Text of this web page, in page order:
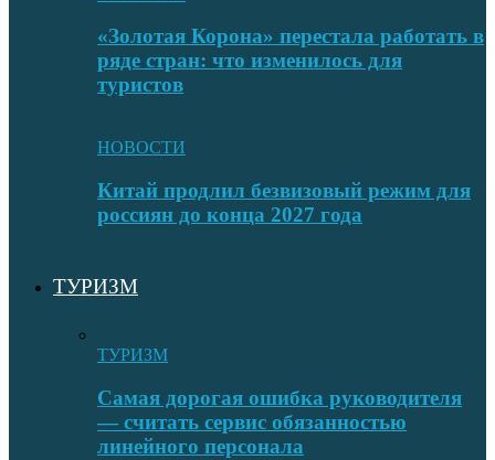
«Золотая Корона» перестала работать в
ряде стран: что изменилось для
туристов
НОВОСТИ
Китай продлил безвизовый режим для
россиян до конца 2027 года
ТУРИЗМ
ТУРИЗМ
Самая дорогая ошибка руководителя
— считать сервис обязанностью
линейного персонала